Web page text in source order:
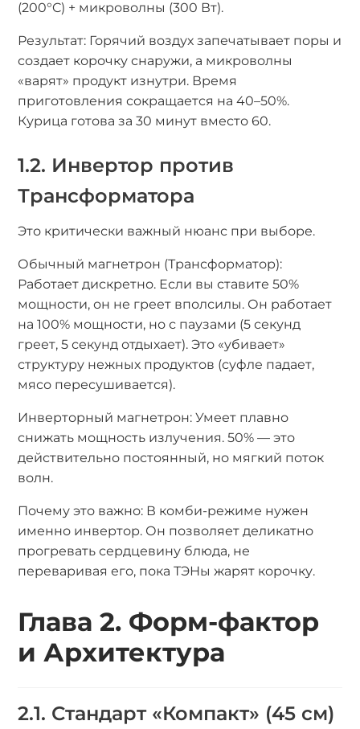
(200°C) + микроволны (300 Вт).
Результат: Горячий воздух запечатывает поры и
создает корочку снаружи, а микроволны
«варят» продукт изнутри. Время
приготовления сокращается на 40–50%.
Курица готова за 30 минут вместо 60.
1.2. Инвертор против
Трансформатора
Это критически важный нюанс при выборе.
Обычный магнетрон (Трансформатор):
Работает дискретно. Если вы ставите 50%
мощности, он не греет вполсилы. Он работает
на 100% мощности, но с паузами (5 секунд
греет, 5 секунд отдыхает). Это «убивает»
структуру нежных продуктов (суфле падает,
мясо пересушивается).
Инверторный магнетрон: Умеет плавно
снижать мощность излучения. 50% — это
действительно постоянный, но мягкий поток
волн.
Почему это важно: В комби-режиме нужен
именно инвертор. Он позволяет деликатно
прогревать сердцевину блюда, не
переваривая его, пока ТЭНы жарят корочку.
Глава 2. Форм-фактор
и Архитектура
2.1. Стандарт «Компакт» (45 см)